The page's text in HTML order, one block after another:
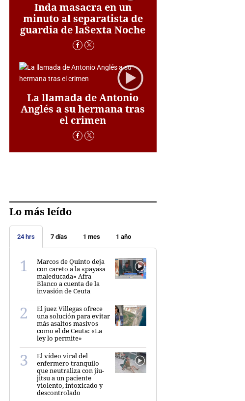
Inda masacra en un
minuto al separatista de
guardia de laSexta Noche
La llamada de Antonio
Anglés a su hermana tras
el crimen
Lo más leído
24 hrs 7 días 1 mes 1 año
Marcos de Quinto deja
con careto a la «payasa
maleducada» Afra
Blanco a cuenta de la
invasión de Ceuta
El juez Villegas ofrece
una solución para evitar
más asaltos masivos
como el de Ceuta: «La
ley lo permite»
El vídeo viral del
enfermero tranquilo
que neutraliza con jiu-
jitsu a un paciente
violento, intoxicado y
descontrolado